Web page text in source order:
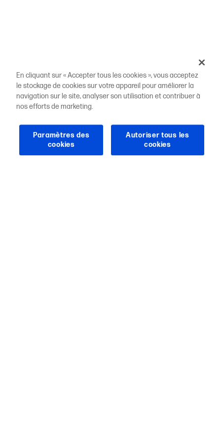
En cliquant sur « Accepter tous les cookies », vous acceptez
le stockage de cookies sur votre appareil pour améliorer la
navigation sur le site, analyser son utilisation et contribuer à
nos efforts de marketing.
Paramètres des
cookies
Autoriser tous les
cookies